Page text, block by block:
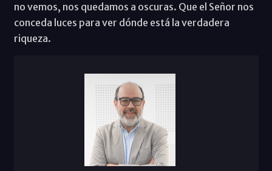
no vemos, nos quedamos a oscuras. Que el Señor nos
conceda luces para ver dónde está la verdadera
riqueza.